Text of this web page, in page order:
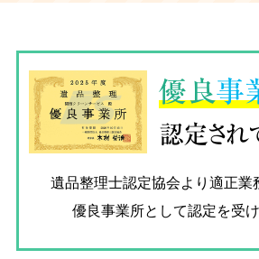
優良事
認定され
遺品整理士認定協会より適正業
優良事業所として認定を受け